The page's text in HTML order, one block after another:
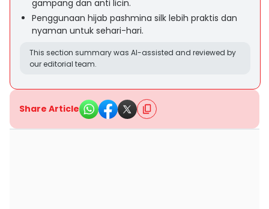
gampang dan anti licin.
Penggunaan hijab pashmina silk lebih praktis dan
nyaman untuk sehari-hari.
This section summary was AI-assisted and reviewed by
our editorial team.
Share Article